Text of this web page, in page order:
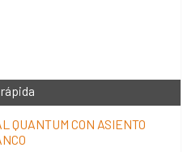
QUANTUM CON ASIENTO